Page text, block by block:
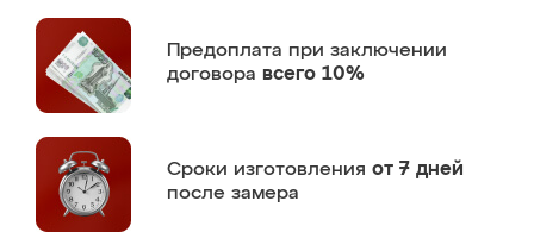
Предоплата при заключении
договора всего 10%
Сроки изготовления от 7 дней
после замера